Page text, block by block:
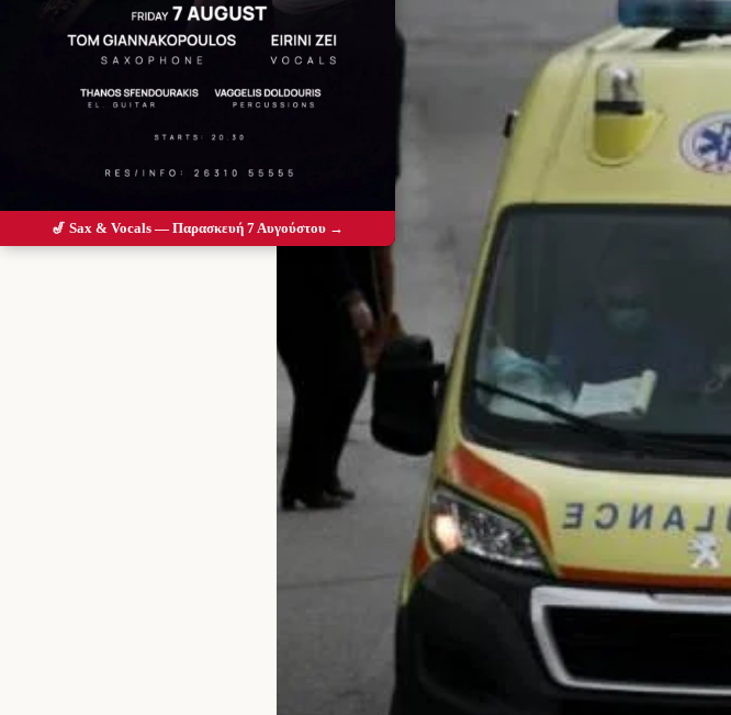
🎷 Sax & Vocals — Παρασκευή 7 Αυγούστου →